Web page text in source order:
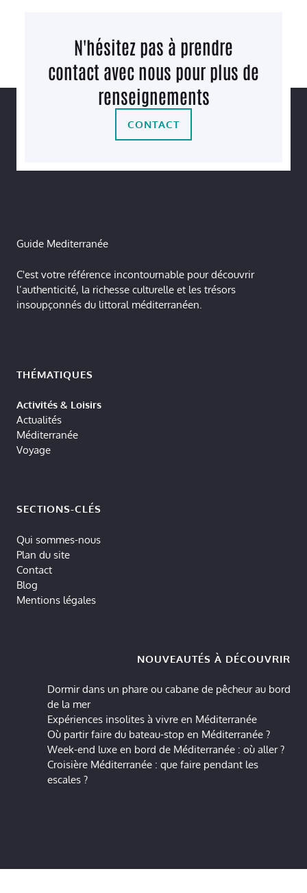
N'hésitez pas à prendre
contact avec nous pour plus de
renseignements
CONTACT
Guide Mediterranée
C'est votre référence incontournable pour découvrir
l’authenticité, la richesse culturelle et les trésors
insoupçonnés du littoral méditerranéen.
THÉMATIQUES
Activités & Loisirs
Actualités
Méditerranée
Voyage
SECTIONS-CLÉS
Qui sommes-nous
Plan du site
Contact
Blog
Mentions légales
NOUVEAUTÉS À DÉCOUVRIR
Dormir dans un phare ou cabane de pêcheur au bord
de la mer
Expériences insolites à vivre en Méditerranée
Où partir faire du bateau-stop en Méditerranée ?
Week-end luxe en bord de Méditerranée : où aller ?
Croisière Méditerranée : que faire pendant les
escales ?